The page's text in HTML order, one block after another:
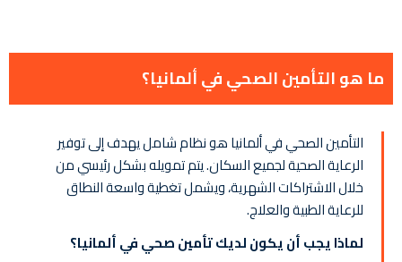
ما هو التأمين الصحي في ألمانيا؟
التأمين الصحي في ألمانيا هو نظام شامل يهدف إلى توفير
الرعاية الصحية لجميع السكان. يتم تمويله بشكل رئيسي من
خلال الاشتراكات الشهرية، ويشمل تغطية واسعة النطاق
للرعاية الطبية والعلاج.
لماذا يجب أن يكون لديك تأمين صحي في ألمانيا؟